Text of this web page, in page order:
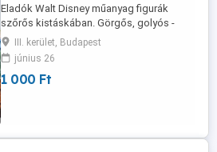
Eladók Walt Disney műanyag figurák
szőrős kistáskában. Görgős, golyós -
gurulós talppal. 1000Ft/db! 2 Hófehérke 2
Hamupipőke 1 Csipkerózsika (különböző
hajráfokkal) Figurák mérete: 9cm magas
Kistáska mérete: 22x12x5cm Átvétel csak
III. kerület, Budapest
június 26
1 000 Ft